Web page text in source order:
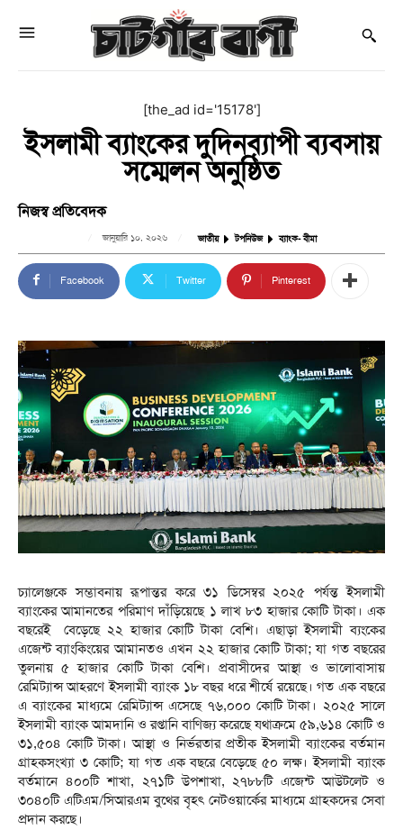
[the_ad id='15178']
ইসলামী ব্যাংকের দুদিনব্যাপী ব্যবসায়
সম্মেলন অনুষ্ঠিত
নিজস্ব প্রতিবেদক
জানুয়ারি ১০, ২০২৬ জাতীয় টপনিউজ ব্যাংক- বীমা
Facebook Twitter Pinterest
চ্যালেঞ্জকে সম্ভাবনায় রূপান্তর করে ৩১ ডিসেম্বর ২০২৫ পর্যন্ত ইসলামী
ব্যাংকের আমানতের পরিমাণ দাঁড়িয়েছে ১ লাখ ৮৩ হাজার কোটি টাকা। এক
বছরেই বেড়েছে ২২ হাজার কোটি টাকা বেশি। এছাড়া ইসলামী ব্যংকের
এজেন্ট ব্যাংকিংয়ের আমানতও এখন ২২ হাজার কোটি টাকা; যা গত বছরের
তুলনায় ৫ হাজার কোটি টাকা বেশি। প্রবাসীদের আস্থা ও ভালোবাসায়
রেমিট্যান্স আহরণে ইসলামী ব্যাংক ১৮ বছর ধরে শীর্ষে রয়েছে। গত এক বছরে
এ ব্যাংকের মাধ্যমে রেমিট্যান্স এসেছে ৭৬,০০০ কোটি টাকা। ২০২৫ সালে
ইসলামী ব্যাংক আমদানি ও রপ্তানি বাণিজ্য করেছে যথাক্রমে ৫৯,৬১৪ কোটি ও
৩১,৫০৪ কোটি টাকা। আস্থা ও নির্ভরতার প্রতীক ইসলামী ব্যাংকের বর্তমান
গ্রাহকসংখ্যা ৩ কোটি; যা গত এক বছরে বেড়েছে ৫০ লক্ষ। ইসলামী ব্যাংক
বর্তমানে ৪০০টি শাখা, ২৭১টি উপশাখা, ২৭৮৮টি এজেন্ট আউটলেট ও
৩০৪০টি এটিএম/সিআরএম বুথের বৃহৎ নেটওয়ার্কের মাধ্যমে গ্রাহকদের সেবা
প্রদান করছে।